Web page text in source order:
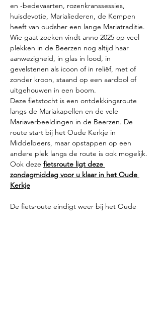
en -bedevaarten, rozenkranssessies,
huisdevotie, Marialiederen, de Kempen
heeft van oudsher een lange Mariatraditie.
Wie gaat zoeken vindt anno 2025 op veel
plekken in de Beerzen nog altijd haar
aanwezigheid, in glas in lood, in
gevelstenen als icoon of in reliëf, met of
zonder kroon, staand op een aardbol of
uitgehouwen in een boom.
Deze fietstocht is een ontdekkingsroute
langs de Mariakapellen en de vele
Mariaverbeeldingen in de Beerzen. De
route start bij het Oude Kerkje in
Middelbeers, maar opstappen op een
andere plek langs de route is ook mogelijk.
Ook deze fietsroute ligt deze
zondagmiddag voor u klaar in het Oude
Kerkje
De fietsroute eindigt weer bij het Oude